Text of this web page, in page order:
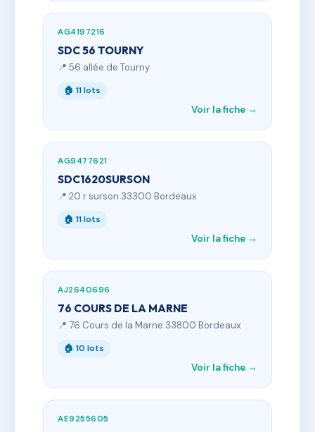
AG4197216
SDC 56 TOURNY
📍 56 allée de Tourny
🏠 11 lots
Voir la fiche →
AG9477621
SDC1620SURSON
📍 20 r surson 33300 Bordeaux
🏠 11 lots
Voir la fiche →
AJ2640696
76 COURS DE LA MARNE
📍 76 Cours de la Marne 33800 Bordeaux
🏠 10 lots
Voir la fiche →
AE9255605